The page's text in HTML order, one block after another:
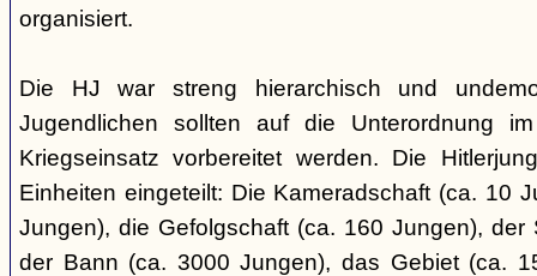
organisiert.
Die HJ war streng hierarchisch und
Jugendlichen sollten auf die Unterordnung
Kriegseinsatz vorbereitet werden. Die
Einheiten eingeteilt: Die Kameradschaft (ca. 10
Jungen), die Gefolgschaft (ca. 160 Jungen), der
der Bann (ca. 3000 Jungen), das Gebiet (ca.